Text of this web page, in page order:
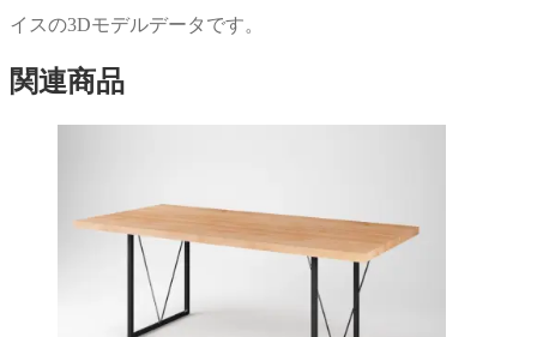
い
ウ
ン
ド
ウ
開
し
て
だ
さ
い
し
ウ
で
開
イスの3Dモデルデータです。
関連商品